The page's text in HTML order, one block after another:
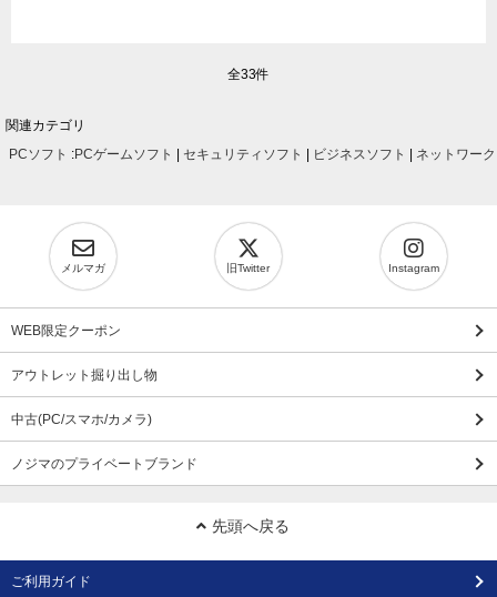
全33件
関連カテゴリ
PCソフト :PCゲームソフト セキュリティソフト ビジネスソフト ネットワーク
メルマガ 旧Twitter Instagram
WEB限定クーポン
アウトレット掘り出し物
中古(PC/スマホ/カメラ)
ノジマのプライベートブランド
先頭へ戻る
ご利用ガイド